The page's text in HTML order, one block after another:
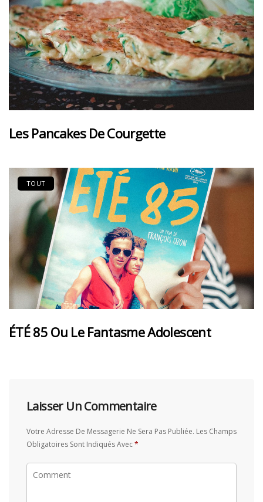
Les Pancakes De Courgette
TOUT
ÉTÉ 85 Ou Le Fantasme Adolescent
Laisser Un Commentaire
Votre Adresse De Messagerie Ne Sera Pas Publiée. Les Champs
Obligatoires Sont Indiqués Avec*